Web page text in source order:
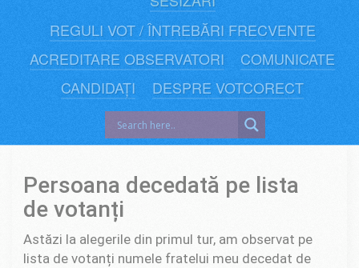
REGULI VOT / ÎNTREBĂRI FRECVENTE
ACREDITARE OBSERVATORI
COMUNICATE
CANDIDAȚI
DESPRE VOTCORECT
Persoana decedată pe lista
de votanți
Astăzi la alegerile din primul tur, am observat pe
lista de votanți numele fratelui meu decedat de